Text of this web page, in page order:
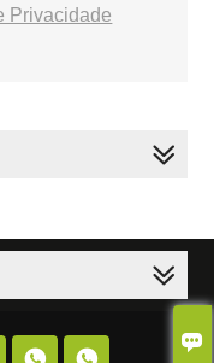

Privacidade
 